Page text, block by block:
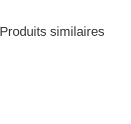
Produits similaires